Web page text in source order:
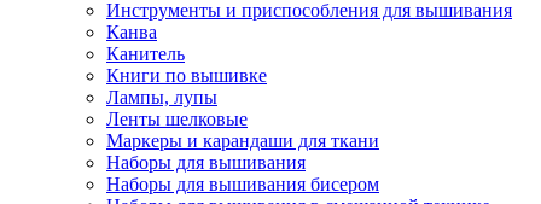
Инструменты и приспособления для вышивания
Канва
Канитель
Книги по вышивке
Лампы, лупы
Ленты шелковые
Маркеры и карандаши для ткани
Наборы для вышивания
Наборы для вышивания бисером